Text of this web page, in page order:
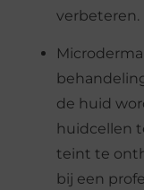
verbeteren.
de huid
huidcellen
teint te
bij een